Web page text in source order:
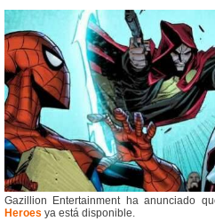
Gazillion Entertainment ha anunciado
Heroes ya está disponible.